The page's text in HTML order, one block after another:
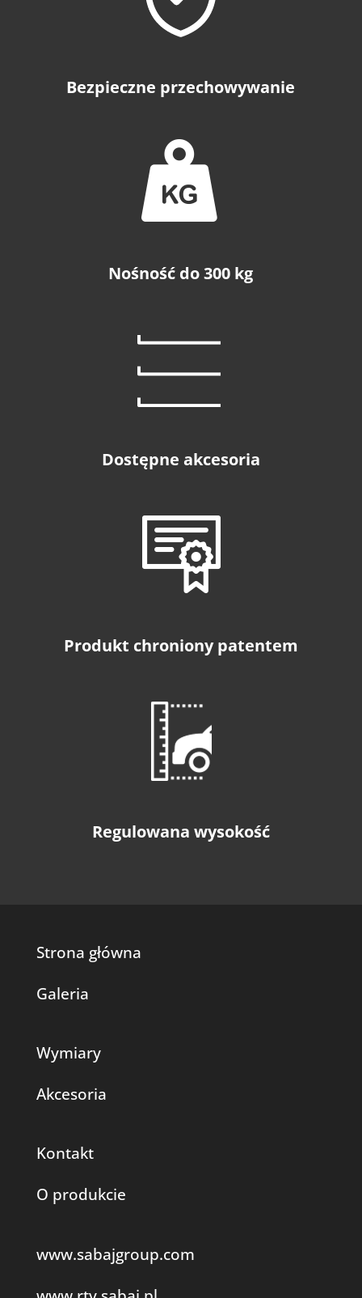
Bezpieczne przechowywanie
Nośność do 300 kg
Dostępne akcesoria
Produkt chroniony patentem
Regulowana wysokość
Strona główna
Galeria
Wymiary
Akcesoria
Kontakt
O produkcie
www.sabajgroup.com